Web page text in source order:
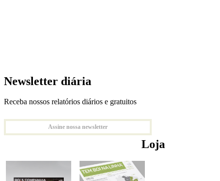
Newsletter diária
Receba nossos relatórios diários e gratuitos
Assine nossa newsletter
Loja